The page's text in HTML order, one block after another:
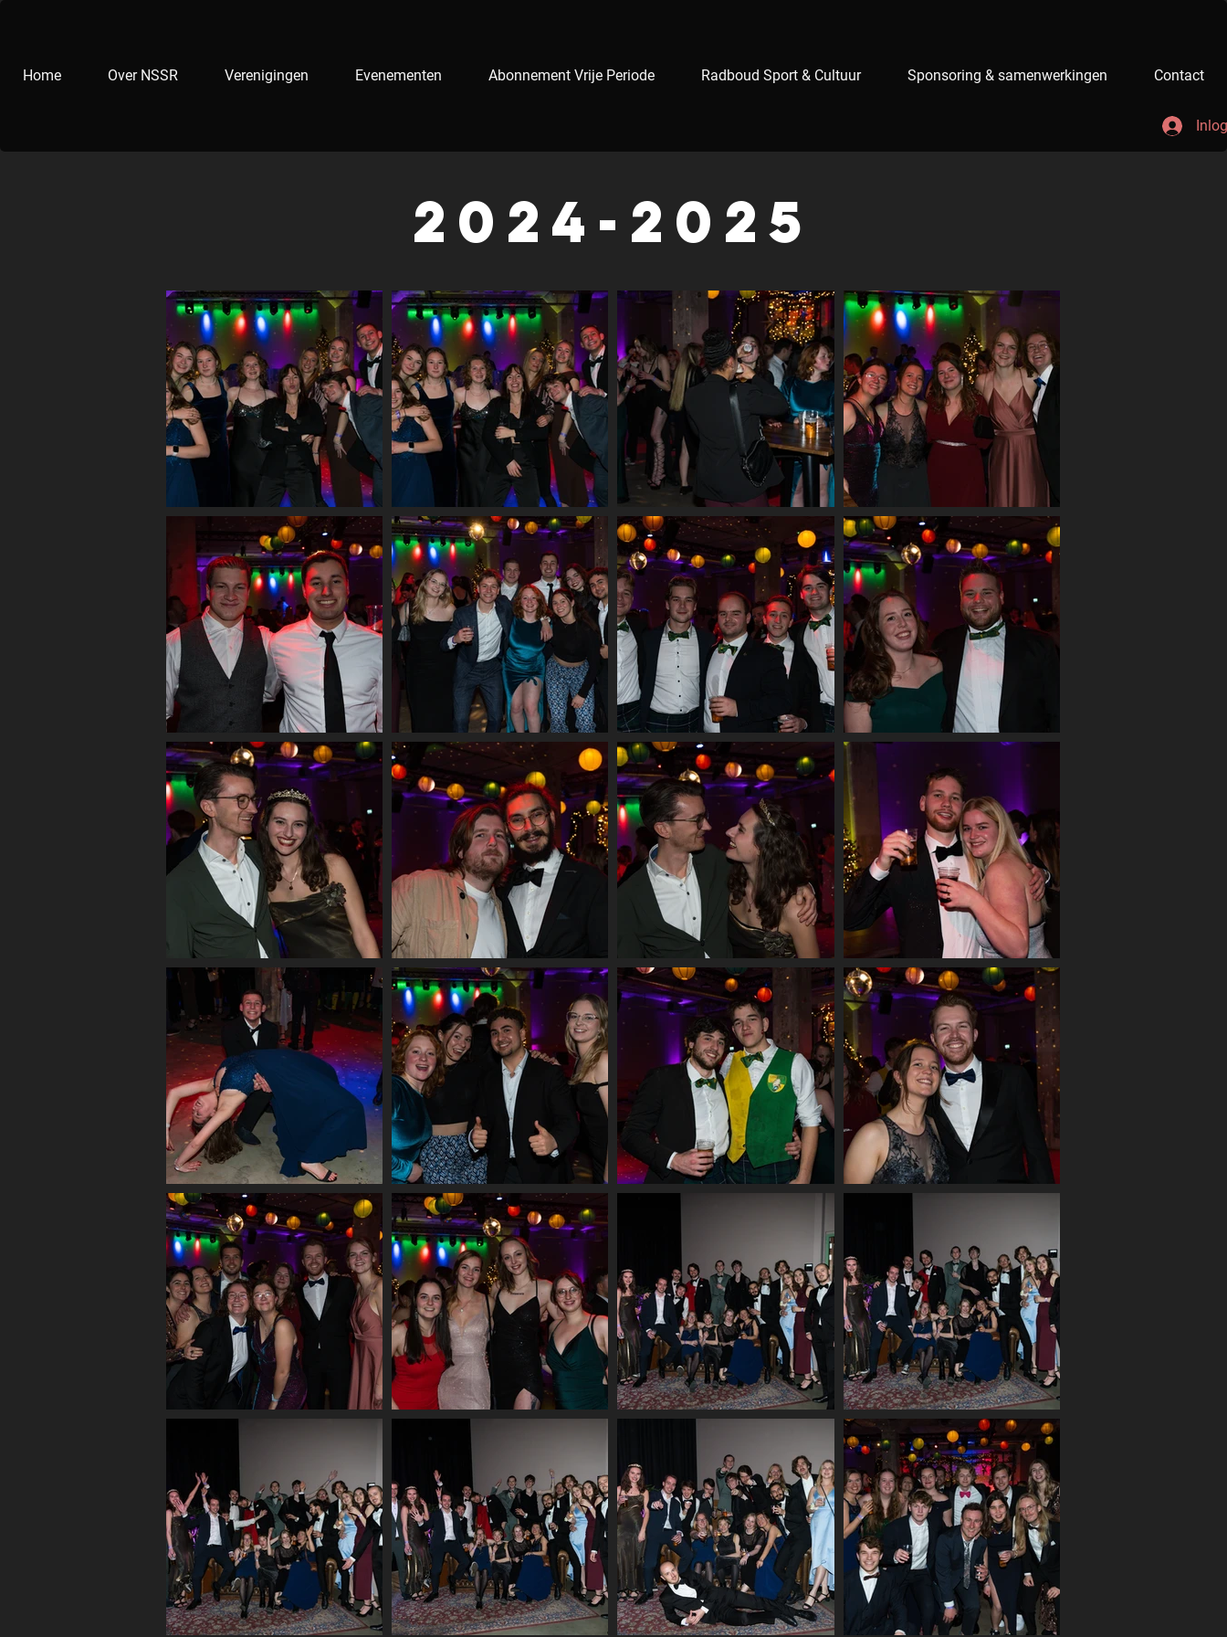
Home Over NSSR Verenigingen Evenementen Abonnement Vrije Periode Radboud Sport & Cultuur Sponsoring & samenwerkingen Contact
2024-2025